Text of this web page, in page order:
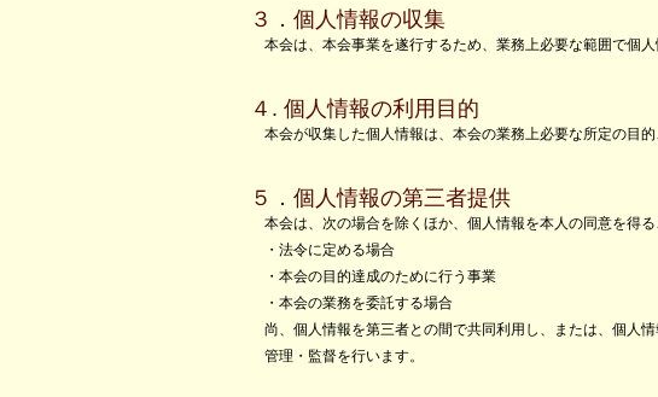
３．個人情報の収集
本会は、本会事業を遂行するため、業務上必要な範囲で個人
４. 個人情報の利用目的
本会が収集した個人情報は、本会の業務上必要な所定の目
５．個人情報の第三者提供
本会は、次の場合を除くほか、個人情報を本人の同意を得る
・法令に定める場合
・本会の目的達成のために行う事業
・本会の業務を委託する場合
尚、個人情報を第三者との間で共同利用し、または、個人
管理・監督を行います。